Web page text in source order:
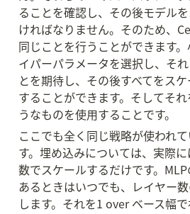
ることを確認し、その後モデル
ければなりません。そのため、
同じことを行うことができます
イパーパラメータを選択し、そ
とを期待し、その後すべてをス
することができます。そしてそ
うなものを使用することです。
ここでも全く同じ戦略が使われ
す。埋め込みについては、実際
数でスケールするだけです。
あるときはいつでも、レイヤー
します。それを1 over ベース幅